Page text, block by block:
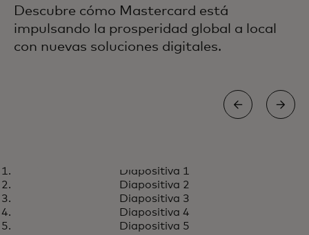
Descubre cómo Mastercard está
impulsando la prosperidad global a local
con nuevas soluciones digitales.
Conectando las empresas
rurales con herramientas
financieras y digitales para
Más información
Diapositiva 1
Diapositiva 2
Diapositiva 3
Diapositiva 4
Diapositiva 5